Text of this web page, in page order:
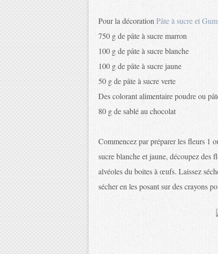
Pour la décoration Pâte à sucre et
750 g de pâte à sucre marron
100 g de pâte à sucre blanche
100 g de pâte à sucre jaune
50 g de pâte à sucre verte
Des colorant alimentaire poudre ou
80 g de sablé au chocolat
Commencez par préparer les fleurs 1
sucre blanche et jaune, découpez des
alvéoles du boites à œufs. Laissez
sécher en les posant sur des crayons